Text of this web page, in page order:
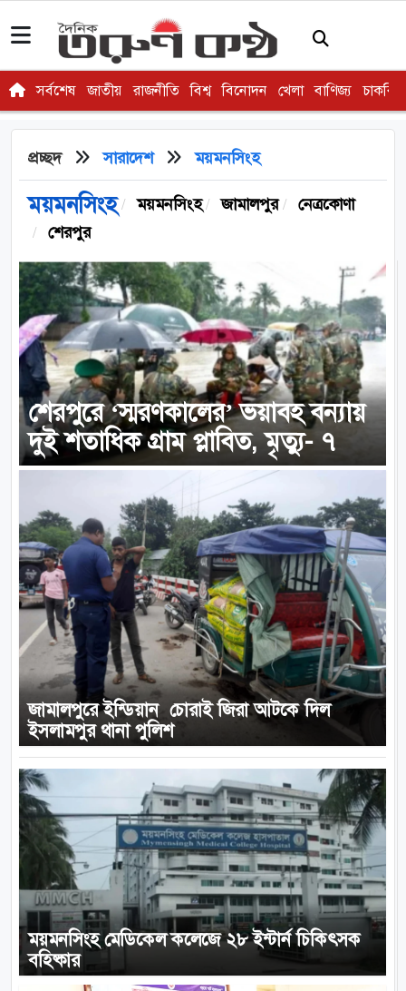
সর্বশেষ জাতীয় রাজনীতি বিশ্ব বিনোদন খেলা বাণিজ্য চাকরি
প্রচ্ছদ সারাদেশ ময়মনসিংহ
ময়মনসিংহ ময়মনসিংহ জামালপুর
নেত্রকোণা
শেরপুর
শেরপুরে ‘স্মরণকালের’ ভয়াবহ বন্যায়
দুই শতাধিক গ্রাম প্লাবিত, মৃত্যু- ৭
জামালপুরে ইন্ডিয়ান চোরাই জিরা আটকে দিল
ইসলামপুর থানা পুলিশ
ময়মনসিংহ মেডিকেল কলেজে ২৮ ইন্টার্ন চিকিৎসক
বহিষ্কার